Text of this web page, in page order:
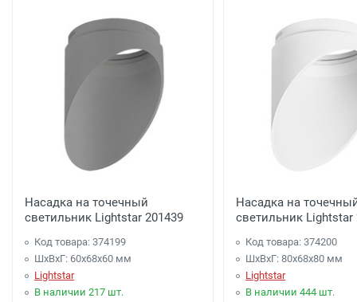
Насадка на точечный
светильник Lightstar 201439
Код товара: 374199
ШхВхГ: 60x68x60 мм
Lightstar
В наличии 217 шт.
Насадка на
светильник Lightstar
Код товара: 374200
ШхВхГ: 80x68x80 мм
Lightstar
В наличии 444 шт.